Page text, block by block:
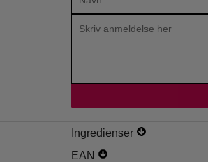
Ingredienser
EAN